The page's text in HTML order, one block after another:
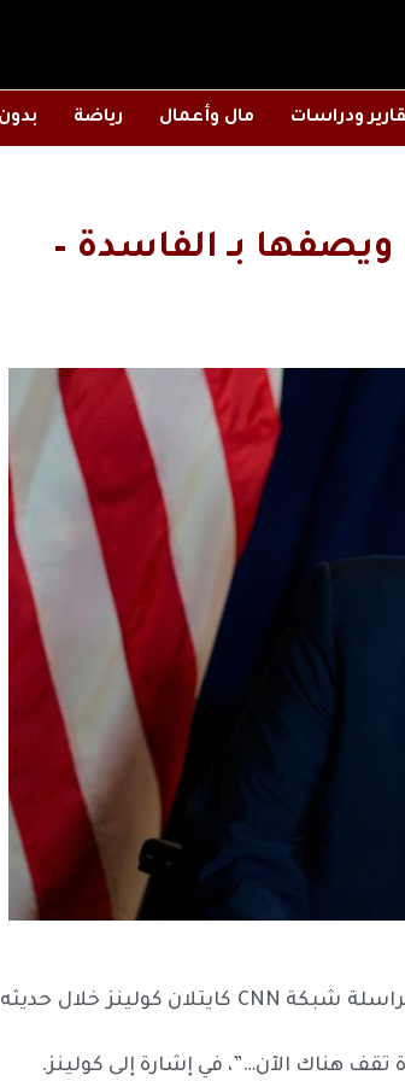
ودراسات مال وأعمال رياضة
بـ الفاسدة –
السياسي – وجّه الرئيس الأمريكي دونالد ترامب انتقادات حادة لمراسلة شبكة CNN كايتلان كولينز خلال حديثه